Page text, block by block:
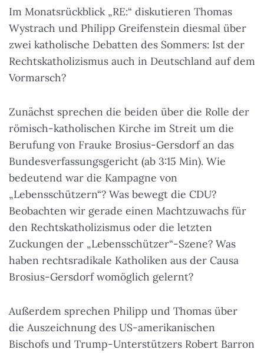
Im Monatsrückblick „RE:“ diskutieren Thomas
Wystrach und Philipp Greifenstein diesmal über
zwei katholische Debatten des Sommers: Ist der
Rechtskatholizismus auch in Deutschland auf dem
Vormarsch?
Zunächst sprechen die beiden über die Rolle der
römisch-katholischen Kirche im Streit um die
Berufung von Frauke Brosius-Gersdorf an das
Bundesverfassungsgericht (ab 3:15 Min). Wie
bedeutend war die Kampagne von
„Lebensschützern“? Was bewegt die CDU?
Beobachten wir gerade einen Machtzuwachs für
den Rechtskatholizismus oder die letzten
Zuckungen der „Lebensschützer“-Szene? Was
haben rechtsradikale Katholiken aus der Causa
Brosius-Gersdorf womöglich gelernt?
Außerdem sprechen Philipp und Thomas über
die Auszeichnung des US-amerikanischen
Bischofs und Trump-Unterstützers Robert Barron